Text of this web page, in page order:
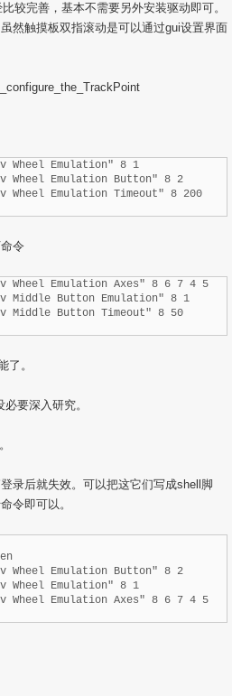
较完善，基本不需要另外安装驱动即可。
然触摸板双指滚动是可以通过gui设置界面
Wheel Emulation" 8 1
Wheel Emulation Button" 8 2
Emulation Timeout" 8 200
令
Wheel Emulation Axes" 8 6 7 4 5
Middle Button Emulation" 8 1
Middle Button Timeout" 8 50
了。
要深入研究。
录后就失效。可以把这它们写成shell脚
令即可以。
Wheel Emulation Button" 8 2
Wheel Emulation" 8 1
Wheel Emulation Axes" 8 6 7 4 5